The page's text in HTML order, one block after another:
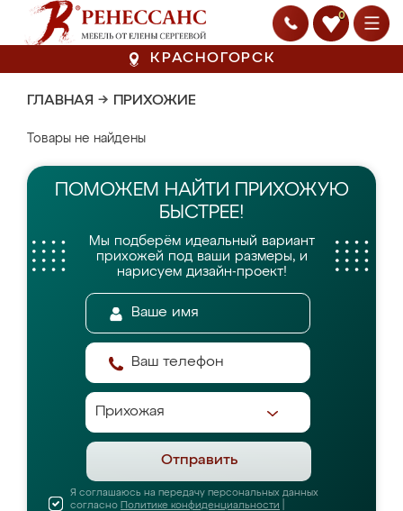
0
КРАСНОГОРСК
ГЛАВНАЯ → ПРИХОЖИЕ
Товары не найдены
ПОМОЖЕМ НАЙТИ
ПРИХОЖУЮ
БЫСТРЕЕ!
Мы подберём идеальный вариант
прихожей под ваши размеры, и
нарисуем дизайн-проект!
Отправить
Я соглашаюсь на передачу персональных данных
согласно Политике конфиденциальности